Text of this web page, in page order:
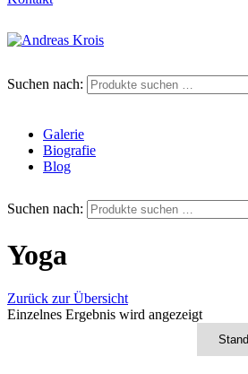
Suchen nach:
Galerie
Biografie
Blog
Suchen nach:
Yoga
Zurück zur Übersicht
Einzelnes Ergebnis wird angezeigt